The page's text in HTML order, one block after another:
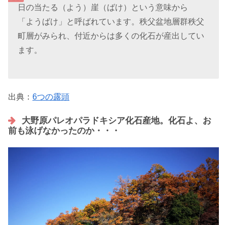
日の当たる（よう）崖（ばけ）という意味から
「ようばけ」と呼ばれています。秩父盆地層群秩父
町層がみられ、付近からは多くの化石が産出してい
ます。
出典： 6つの露頭
大野原パレオパラドキシア化石産地。化石よ、お
前も泳げなかったのか・・・